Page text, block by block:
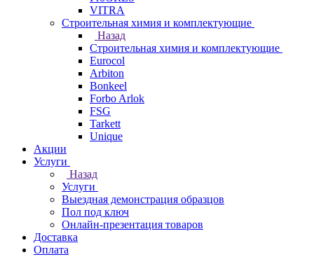
VITRA
Строительная химия и комплектующие
Назад
Строительная химия и комплектующие
Eurocol
Arbiton
Bonkeel
Forbo Arlok
FSG
Tarkett
Unique
Акции
Услуги
Назад
Услуги
Выездная демонстрация образцов
Пол под ключ
Онлайн-презентация товаров
Доставка
Оплата